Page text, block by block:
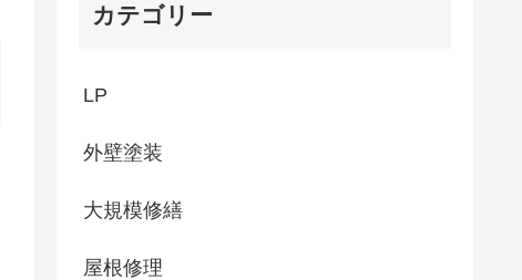
カテゴリー
LP
外壁塗装
大規模修繕
屋根修理